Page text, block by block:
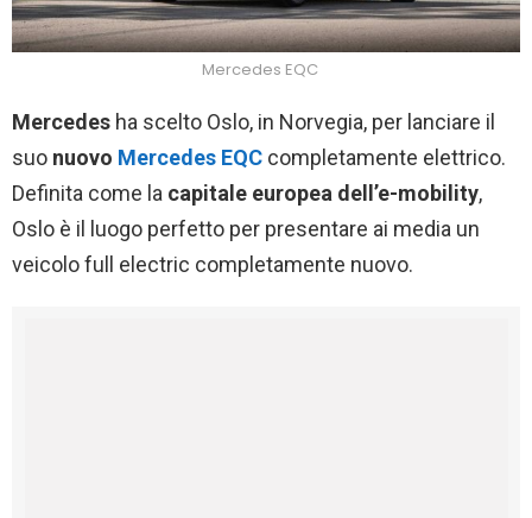
Mercedes EQC
Mercedes ha scelto Oslo, in Norvegia, per lanciare il
suo nuovo Mercedes EQC completamente elettrico.
Definita come la capitale europea dell’e-mobility,
Oslo è il luogo perfetto per presentare ai media un
veicolo full electric completamente nuovo.